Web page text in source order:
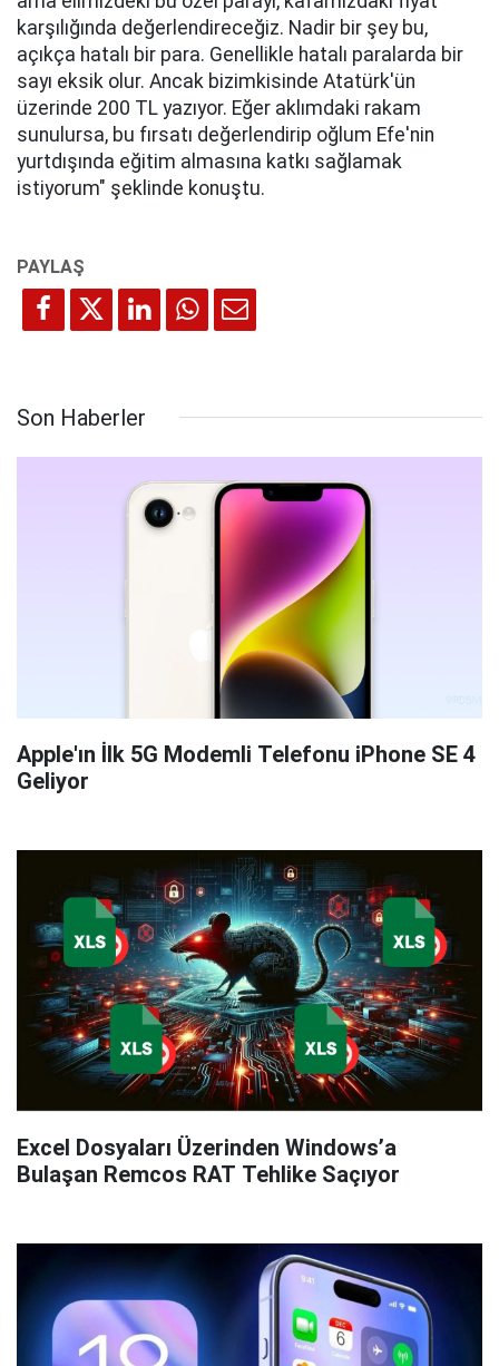
karşılığında değerlendireceğiz. Nadir bir şey bu,
açıkça hatalı bir para. Genellikle hatalı paralarda bir
sayı eksik olur. Ancak bizimkisinde Atatürk'ün
üzerinde 200 TL yazıyor. Eğer aklımdaki rakam
sunulursa, bu fırsatı değerlendirip oğlum Efe'nin
yurtdışında eğitim almasına katkı sağlamak
istiyorum" şeklinde konuştu.
Son Haberler
Apple'ın İlk 5G Modemli Telefonu iPhone SE 4
Geliyor
Excel Dosyaları Üzerinden Windows’a
Bulaşan Remcos RAT Tehlike Saçıyor